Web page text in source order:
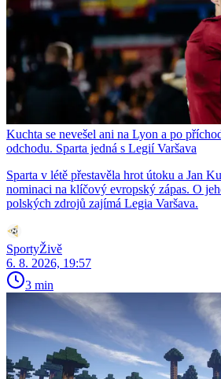
Kuchta se nevešel ani na Lyon a po
odchodu. Sparta jedná s Legií Varšava
Sparta v létě přestavěla hrot útoku a Jan
nominaci na klíčový evropský zápas. O
polských zdrojů zajímá Legia Varšava.
SportyŽivě
6. 8. 2026, 19:57
3 min